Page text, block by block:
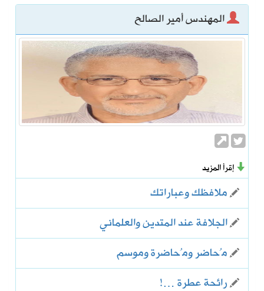
المهندس أمير الصالح
إقرأ المزيد
ملافظك وعباراتك
الجلافة عند المتدين والعلماني
مُحاضر ومُحاضرة وموسم
رائحة عطرة …!